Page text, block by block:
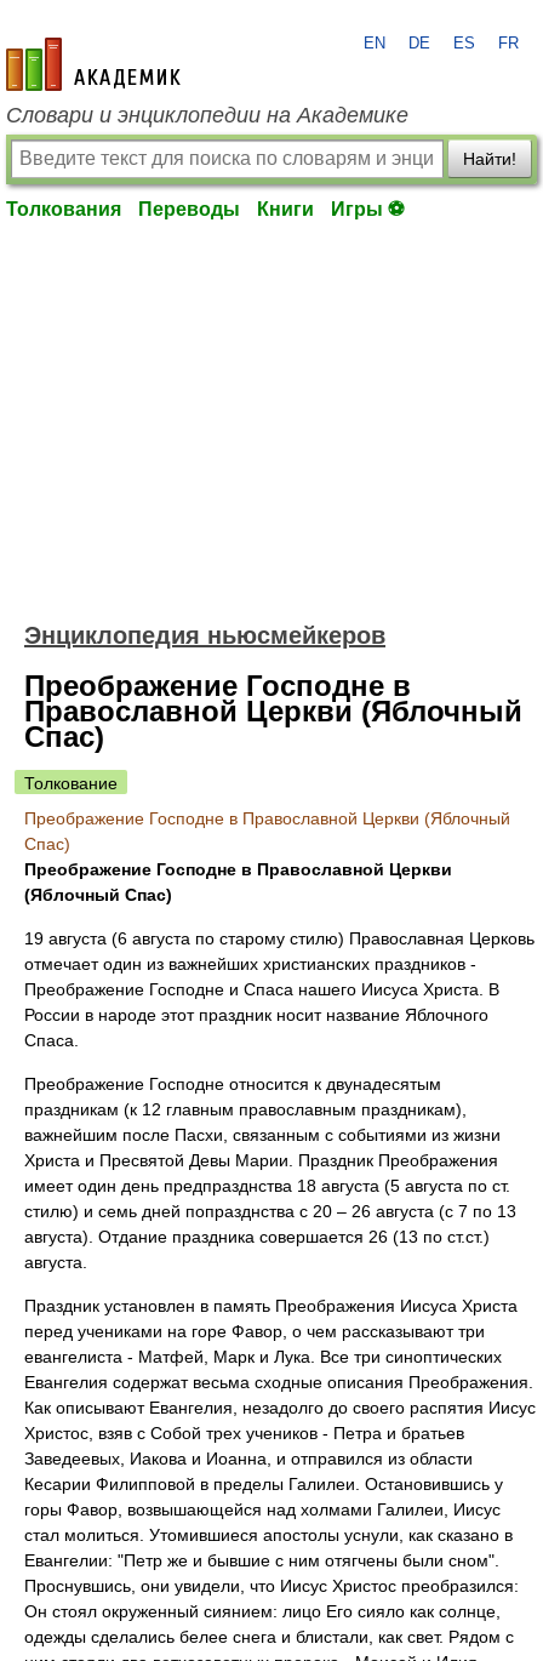
academic.ru
EN DE ES FR
Словари и энциклопедии на Академике
Найти!
Толкования Переводы Книги Игры ⚽
Энциклопедия ньюсмейкеров
Преображение Господне в
Православной Церкви (Яблочный
Спас)
Толкование
Преображение Господне в Православной Церкви (Яблочный
Спас)
Преображение Господне в Православной Церкви
(Яблочный Спас)
19 августа (6 августа по старому стилю) Православная Церковь
отмечает один из важнейших христианских праздников -
Преображение Господне и Спаса нашего Иисуса Христа. В
России в народе этот праздник носит название Яблочного
Спаса.
Преображение Господне относится к двунадесятым
праздникам (к 12 главным православным праздникам),
важнейшим после Пасхи, связанным с событиями из жизни
Христа и Пресвятой Девы Марии. Праздник Преображения
имеет один день предпразднства 18 августа (5 августа по ст.
стилю) и семь дней попразднства с 20 – 26 августа (с 7 по 13
августа). Отдание праздника совершается 26 (13 по ст.ст.)
августа.
Праздник установлен в память Преображения Иисуса Христа
перед учениками на горе Фавор, о чем рассказывают три
евангелиста - Матфей, Марк и Лука. Все три синоптических
Евангелия содержат весьма сходные описания Преображения.
Как описывают Евангелия, незадолго до своего распятия Иисус
Христос, взяв с Собой трех учеников - Петра и братьев
Заведеевых, Иакова и Иоанна, и отправился из области
Кесарии Филипповой в пределы Галилеи. Остановившись у
горы Фавор, возвышающейся над холмами Галилеи, Иисус
стал молиться. Утомившиеся апостолы уснули, как сказано в
Евангелии: "Петр же и бывшие с ним отягчены были сном".
Проснувшись, они увидели, что Иисус Христос преобразился:
Он стоял окруженный сиянием: лицо Его сияло как солнце,
одежды сделались белее снега и блистали, как свет. Рядом с